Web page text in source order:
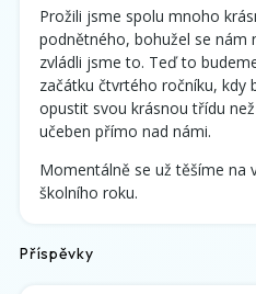
Prožili jsme spolu mnoho
podnětného, bohužel se nám
zvládli jsme to. Teď to
začátku čtvrtého ročníku, kdy
opustit svou krásnou třídu
učeben přímo nad námi.
Momentálně se už těšíme na
školního roku.
Příspěvky